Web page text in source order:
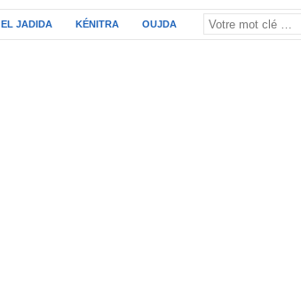
EL JADIDA KÉNITRA OUJDA